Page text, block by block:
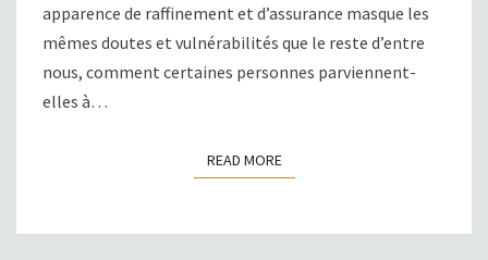
apparence de raffinement et d’assurance masque les
mêmes doutes et vulnérabilités que le reste d’entre
nous, comment certaines personnes parviennent-
elles à…
READ MOREREAD MORE